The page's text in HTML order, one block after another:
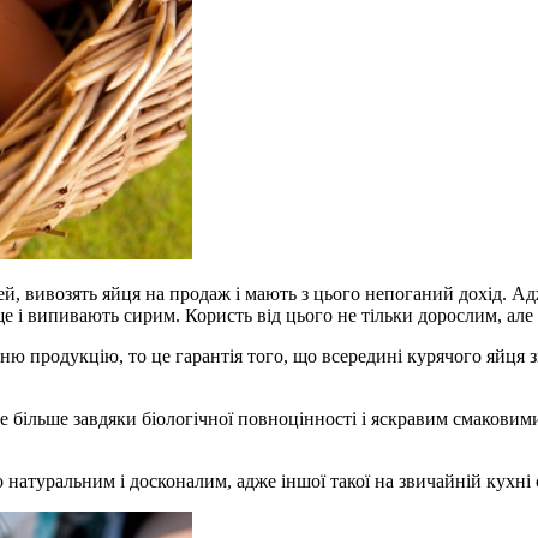
вивозять яйця на продаж і мають з цього непоганий
випивають сирим. Користь від цього не тільки дорослим, але і
то це гарантія того, що всередині курячого яйця
завдяки біологічної повноцінності і яскравим
і досконалим, адже іншої такої на звичайній